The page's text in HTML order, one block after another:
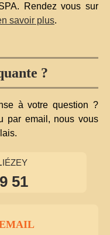
Rendez vous sur
savoir plus.
?
à votre question ?
par email, nous vous
51